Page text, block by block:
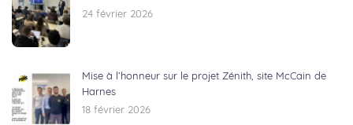
24 février 2026
Mise à l’honneur sur le projet Zénith, site McCain de
Harnes
18 février 2026